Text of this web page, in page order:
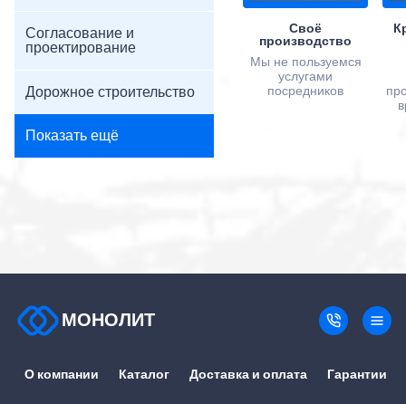
Согласование и
проектирование
Дорожное строительство
Показать ещё
Своё
производство
Мы не пользуемся
услугами
посредников
МОНОЛИТ
О компании Каталог Доставка и оплата Гарантии